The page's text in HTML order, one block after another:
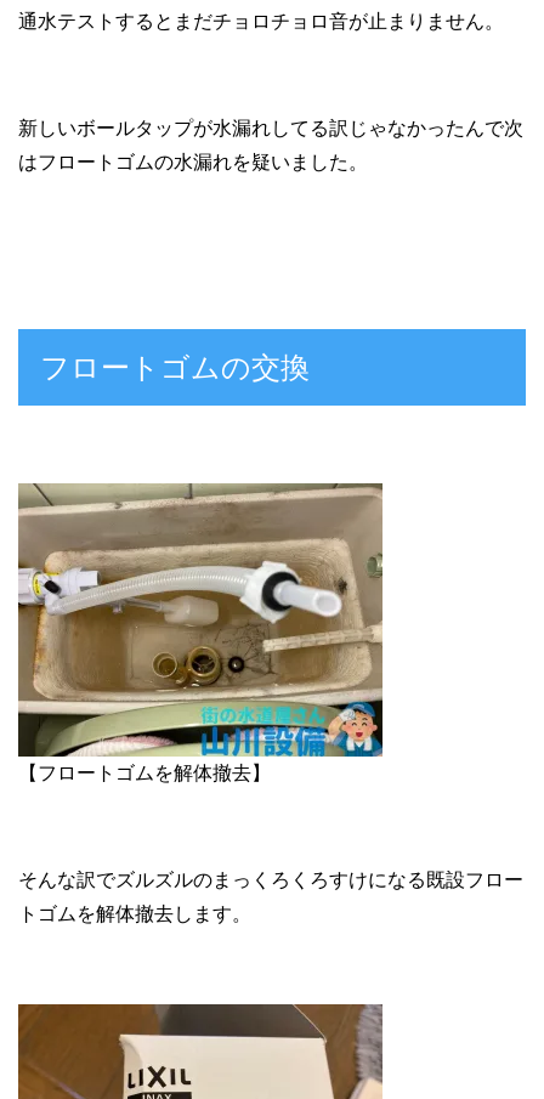
通水テストするとまだチョロチョロ音が止まりません。
新しいボールタップが水漏れしてる訳じゃなかったんで次
はフロートゴムの水漏れを疑いました。
フロートゴムの交換
【フロートゴムを解体撤去】
そんな訳でズルズルのまっくろくろすけになる既設フロー
トゴムを解体撤去します。